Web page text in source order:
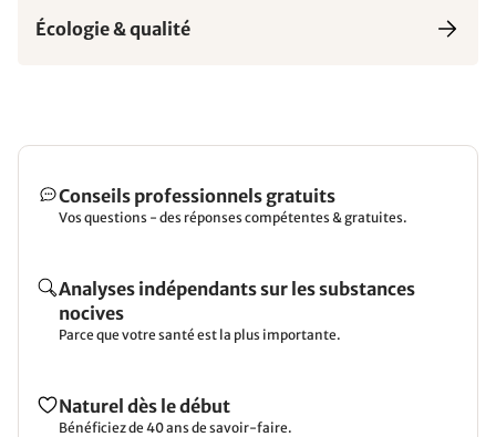
Écologie & qualité
Conseils professionnels gratuits
Vos questions - des réponses compétentes & gratuites.
Analyses indépendants sur les substances
nocives
Parce que votre santé est la plus importante.
Naturel dès le début
Bénéficiez de 40 ans de savoir-faire.